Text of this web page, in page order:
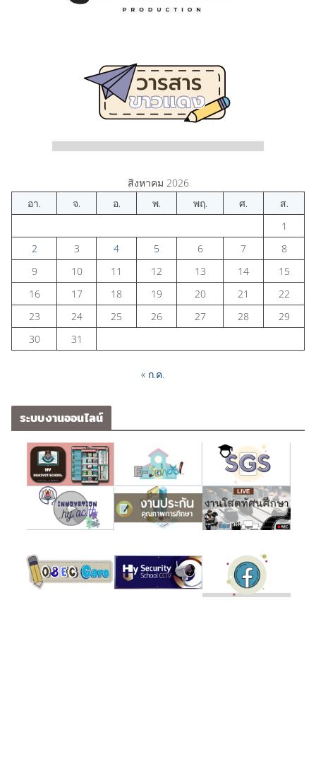
สิงหาคม 2026
อา.
จ. อ. พ. พฤ. ศ.
ส.
1
2
3 4 5 6 7
8
9
10 11 12 13 14
15
16
17 18 19 20 21
22
23
24 25 26 27 28
29
30
31
« ก.ค.
ระบบงานออนไลน์